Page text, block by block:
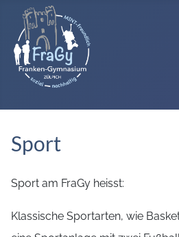
Sport
Sport am FraGy heisst:
Klassische Sportarten, wie